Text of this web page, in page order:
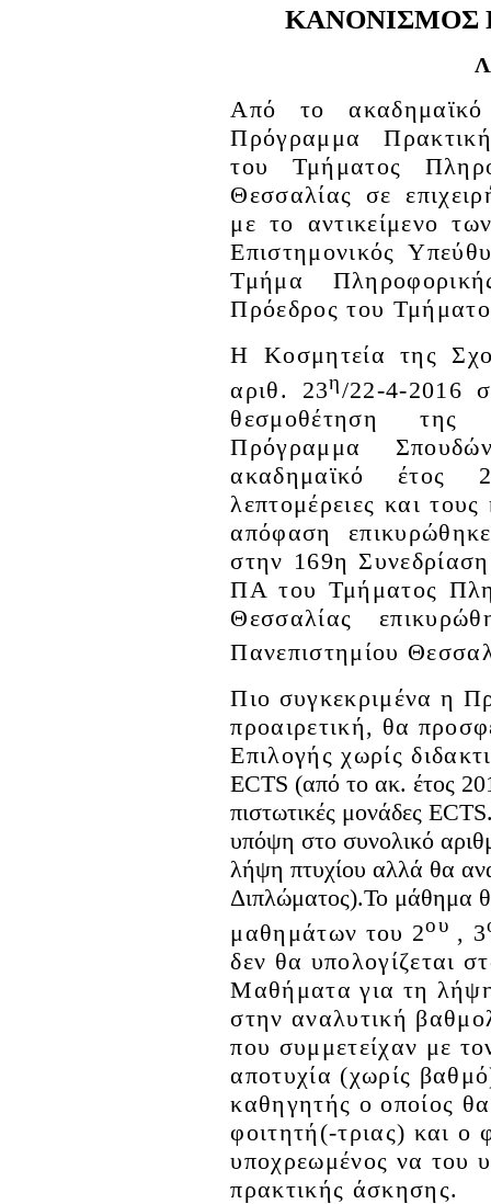
ΚΑΝΟΝΙΣΜΟΣ
Από το ακαδημαϊκό
Πρόγραμμα
του Τμήματος
Θεσσαλίας σε
με το αντικείμενο
Επιστημονικός
Τμήμα
Πρόεδρος του
Η Κοσμητεία της
αριθ. 23η/22-4-2016
θεσμοθέτηση
Πρόγραμμα
ακαδημαϊκό έτος
λεπτομέρειες και
απόφαση
στην 169η
ΠΑ του Τμήματος
Θεσσαλίας
Πανεπιστημίου
Πιο συγκεκριμένα η
προαιρετική, θα
Επιλογής χωρίς
ECTS (από το ακ. έτος
πιστωτικές μονάδεςECTS
υπόψη στο συνολικό
λήψη πτυχίου αλλά θα
Διπλώματος).Το μάθημα
μαθημάτων του 2ου , 3
δεν θα υπολογίζεται
Μαθήματα για τη
στην αναλυτική
που συμμετείχαν με
αποτυχία (χωρίς
καθηγητής ο οποίος
φοιτητή(-τριας) και ο
υποχρεωμένος να του
πρακτικής άσκησης.